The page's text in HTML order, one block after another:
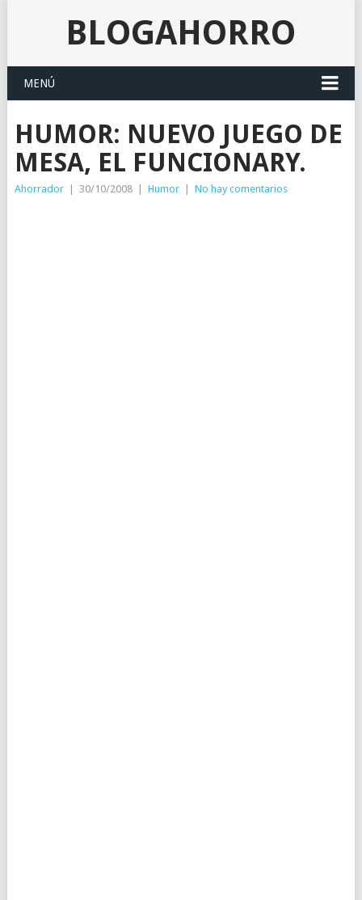
BLOGAHORRO
MENÚ
HUMOR: NUEVO JUEGO DE
MESA, EL FUNCIONARY.
Ahorrador 30/10/2008 Humor No hay comentarios